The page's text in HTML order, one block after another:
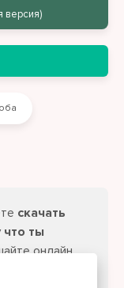
версия)
скачать
что ты
онлайн